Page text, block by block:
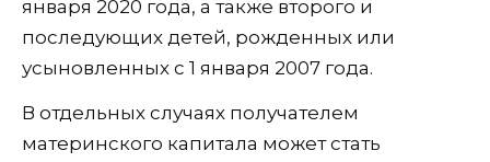
января 2020 года, а также второго и
последующих детей, рожденных или
усыновленных с 1 января 2007 года.
В отдельных случаях получателем
материнского капитала может стать